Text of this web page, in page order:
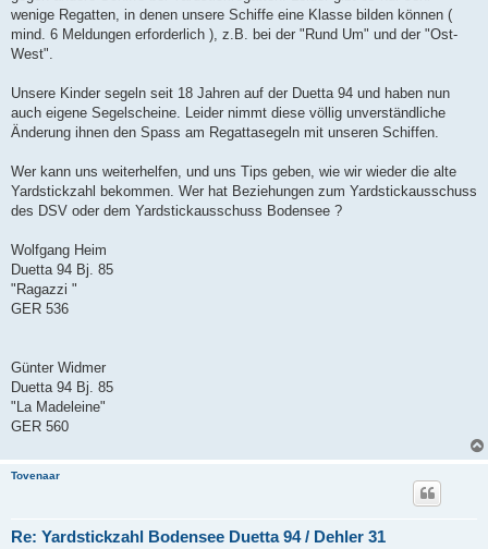
wenige Regatten, in denen unsere Schiffe eine Klasse bilden können (
mind. 6 Meldungen erforderlich ), z.B. bei der "Rund Um" und der "Ost-
West".
Unsere Kinder segeln seit 18 Jahren auf der Duetta 94 und haben nun
auch eigene Segelscheine. Leider nimmt diese völlig unverständliche
Änderung ihnen den Spass am Regattasegeln mit unseren Schiffen.
Wer kann uns weiterhelfen, und uns Tips geben, wie wir wieder die alte
Yardstickzahl bekommen. Wer hat Beziehungen zum Yardstickausschuss
des DSV oder dem Yardstickausschuss Bodensee ?
Wolfgang Heim
Duetta 94 Bj. 85
"Ragazzi "
GER 536
Günter Widmer
Duetta 94 Bj. 85
"La Madeleine"
GER 560
Tovenaar
Re: Yardstickzahl Bodensee Duetta 94 / Dehler 31